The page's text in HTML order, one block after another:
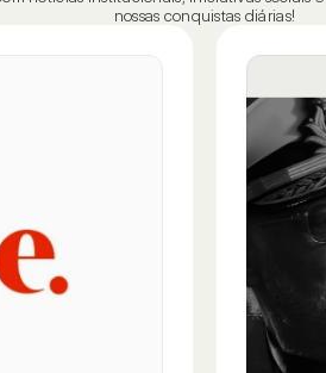
nossas conquistas diárias!